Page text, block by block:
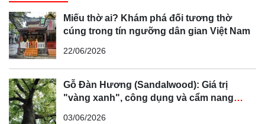
Miếu thờ ai? Khám phá đối tương thờ
cúng trong tín ngưỡng dân gian Việt Nam
22/06/2026
Gỗ Đàn Hương (Sandalwood): Giá trị
"vàng xanh", công dụng và cẩm nang
03/06/2026